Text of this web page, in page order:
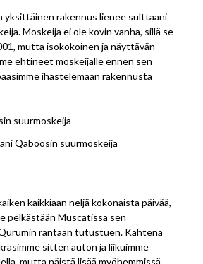
rakennus lienee sulttaani
Moskeija ei ole kovin vanha, sillä se
mutta isokokoinen ja näyttävän
ehtineet moskeijalle ennen sen
ihastelemaan rakennusta
Qaboosin suurmoskeija
kaikkiaan neljä kokonaista päivää,
pelkästään Muscatissa sen
rantaan tutustuen. Kahtena
sitten auton ja liikuimme
mutta näistä lisää myöhemmissä